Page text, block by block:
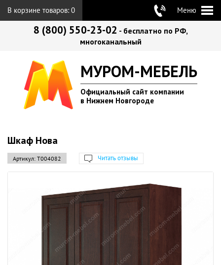
В корзине товаров: 0 Меню
8 (800) 550-23-02 - бесплатно по РФ,
многоканальный
МУРОМ-МЕБЕЛЬ
Официальный сайт компании
в Нижнем Новгороде
Шкаф Нова
Артикул: Т004082 Читать отзывы